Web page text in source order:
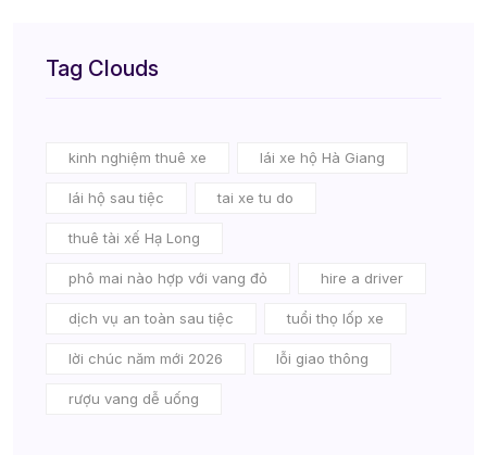
Tag Clouds
kinh nghiệm thuê xe lái xe hộ Hà Giang
lái hộ sau tiệc tai xe tu do
thuê tài xế Hạ Long
phô mai nào hợp với vang đỏ hire a driver
dịch vụ an toàn sau tiệc tuổi thọ lốp xe
lời chúc năm mới 2026 lỗi giao thông
rượu vang dễ uống